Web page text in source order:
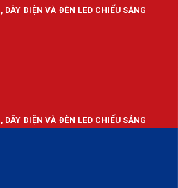
LED CHIẾU SÁNG
LED CHIẾU SÁNG